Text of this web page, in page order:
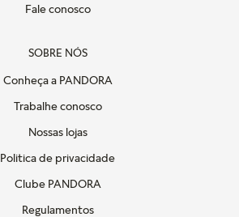
Fale conosco
SOBRE NÓS
Conheça a PANDORA
Trabalhe conosco
Nossas lojas
Politica de privacidade
Clube PANDORA
Regulamentos